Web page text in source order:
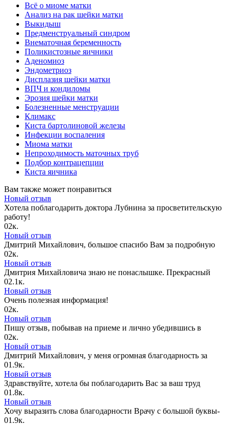
Всё о миоме матки
Анализ на рак шейки матки
Выкидыш
Предменструальный синдром
Внематочная беременность
Поликистозные яичники
Аденомиоз
Эндометриоз
Дисплазия шейки матки
ВПЧ и кондиломы
Эрозия шейки матки
Болезненные менструации
Климакс
Киста бартолиновой железы
Инфекции воспаления
Миома матки
Непроходимость маточных труб
Подбор контрацепции
Киста яичника
Вам также может понравиться
Новый отзыв
Хотела поблагодарить доктора Лубнина за просветительскую
работу!
02к.
Новый отзыв
Дмитрий Михайлович, большое спасибо Вам за подробную
02к.
Новый отзыв
Дмитрия Михайловича знаю не понаслышке. Прекрасный
02.1к.
Новый отзыв
Очень полезная информация!
02к.
Новый отзыв
Пишу отзыв, побывав на приеме и лично убедившись в
02к.
Новый отзыв
Дмитрий Михайлович, у меня огромная благодарность за
01.9к.
Новый отзыв
Здравствуйте, хотела бы поблагодарить Вас за ваш труд
01.8к.
Новый отзыв
Хочу выразить слова благодарности Врачу с большой буквы-
01.9к.